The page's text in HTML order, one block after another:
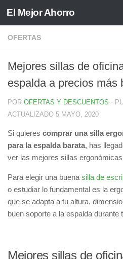
Saltar al contenido
El Mejor Ahorro
OFERTAS
Mejores sillas de
espalda a precios más
POR OFERTAS Y DESCUENTOS ·
ACTUALIZADO 5 MAYO, 2020
Si quieres comprar una silla
para la espalda barata, has
ver las mejores sillas
Para elegir una buena silla de
o estudiar lo fundamental es la
que se adapta a tu altura,
buen soporte a la espalda durante
Mejores sillas de